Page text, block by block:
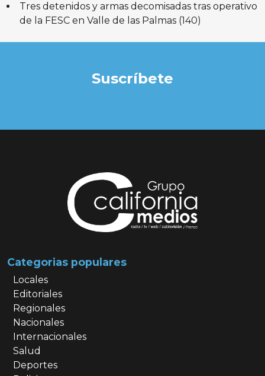
Tres detenidos y armas decomisadas tras operativo
de la FESC en Valle de las Palmas (140)
Suscríbete
Categorias populares
Locales
Editoriales
Regionales
Nacionales
Internacionales
Salud
Deportes